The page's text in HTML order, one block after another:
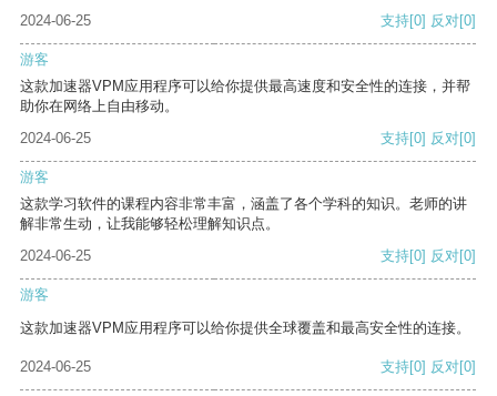
2024-06-25
支持[0] 反对[0]
游客
这款加速器VPM应用程序可以给你提供最高速度和安全性的连接，并帮
助你在网络上自由移动。
2024-06-25
支持[0] 反对[0]
游客
这款学习软件的课程内容非常丰富，涵盖了各个学科的知识。老师的讲
解非常生动，让我能够轻松理解知识点。
2024-06-25
支持[0] 反对[0]
游客
这款加速器VPM应用程序可以给你提供全球覆盖和最高安全性的连接。
2024-06-25 支持[0] 反对[0]